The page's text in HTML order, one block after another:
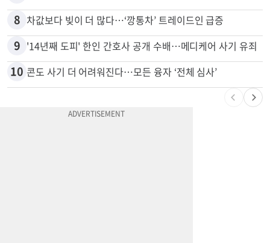
7
8 차값보다 빚이 더 많다…‘깡통차’ 트레이드인 급증
9 '14년째 도피' 한인 간호사 공개 수배…메디케어 사기 유죄